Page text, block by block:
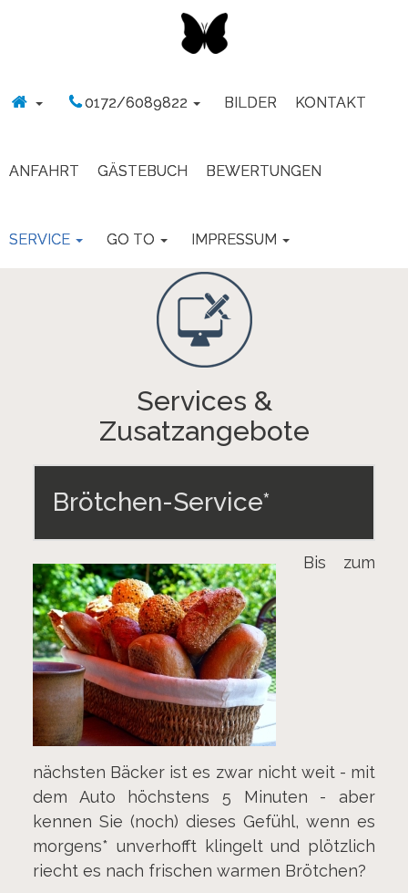
0172/6089822 BILDER KONTAKT
ANFAHRT GÄSTEBUCH BEWERTUNGEN
SERVICE GO TO IMPRESSUM
Services &
Zusatzangebote
Brötchen-Service*
Bis zum
nächsten Bäcker ist es zwar nicht weit - mit
dem Auto höchstens 5 Minuten - aber
kennen Sie (noch) dieses Gefühl, wenn es
morgens* unverhofft klingelt und plötzlich
riecht es nach frischen warmen Brötchen?